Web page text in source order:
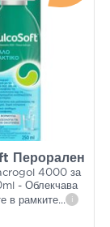
Перорален
4000 за
- Облекчава
в рамките... i